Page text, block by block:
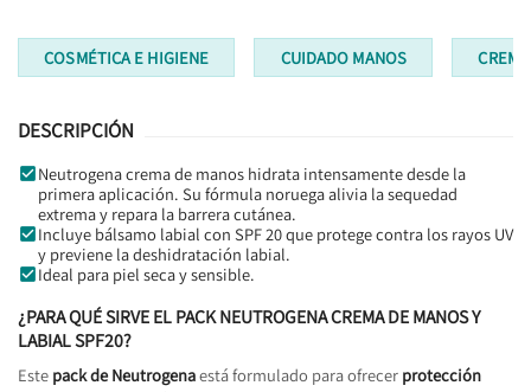
COSMÉTICA E HIGIENE CUIDADO MANOS
DESCRIPCIÓN
Neutrogena crema de manos hidrata intensamente desde la
primera aplicación. Su fórmula noruega alivia la sequedad
extrema y repara la barrera cutánea.
Incluye bálsamo labial con SPF 20 que protege contra los rayos UV
y previene la deshidratación labial.
Ideal para piel seca y sensible.
¿PARA QUÉ SIRVE EL PACK NEUTROGENA CREMA DE MANOS Y
LABIAL SPF20?
Este pack de Neutrogenaestá formulado para ofrecer protección